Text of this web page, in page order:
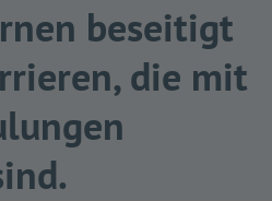
beseitigt
die mit